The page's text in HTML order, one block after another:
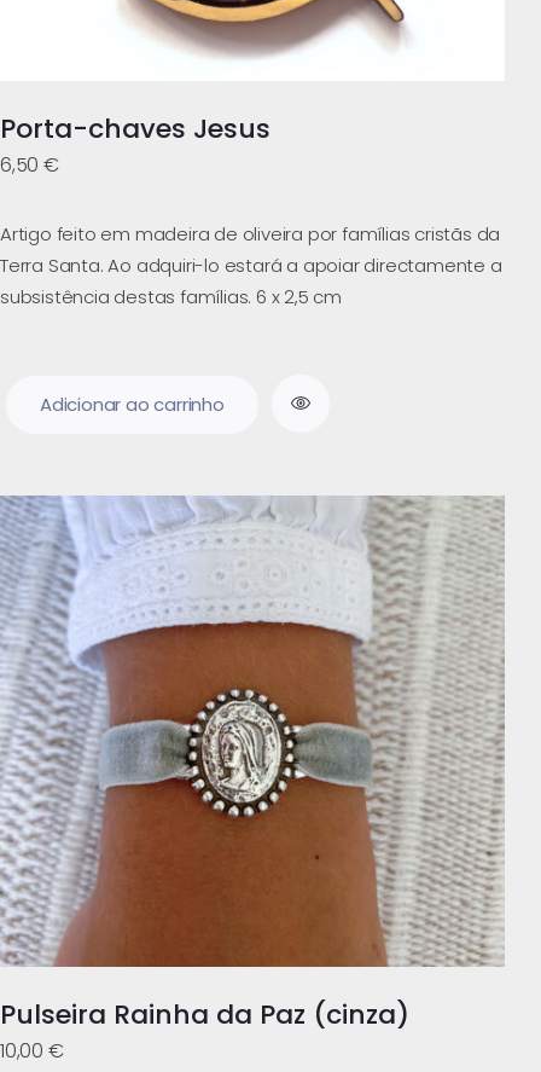
Porta-chaves Jesus
6,50 €
Artigo feito em madeira de oliveira por famílias cristãs da
Terra Santa. Ao adquiri-lo estará a apoiar directamente a
subsistência destas famílias. 6 x 2,5 cm
Adicionar ao carrinho
Pulseira Rainha da Paz (cinza)
10,00 €